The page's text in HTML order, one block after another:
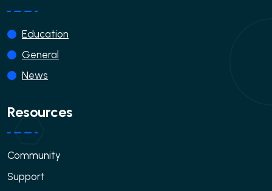
Education
General
News
Resources
Community
Support